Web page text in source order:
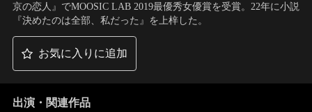
京の恋人』でMOOSIC LAB 2019最優秀女優賞を受賞。22年に小説
『決めたのは全部、私だった』を上梓した。
お気に入りに追加
出演・関連作品